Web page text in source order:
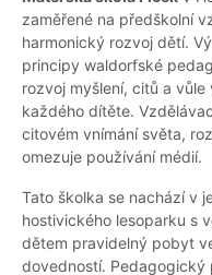
zaměřené na předškolní
harmonický rozvoj dětí.
principy waldorfské
rozvoj myšlení, citů a
každého dítěte.
citovém vnímání světa,
omezuje používání médií.
Tato školka se nachází v
hostivického lesoparku s
dětem pravidelný pobyt
dovedností. Pedagogický